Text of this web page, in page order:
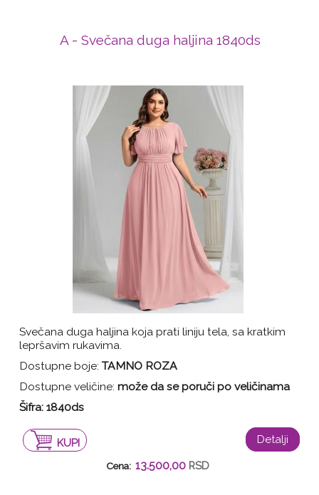
A - Svečana duga haljina 1840ds
Svečana duga haljina koja prati liniju tela, sa kratkim
lepršavim rukavima.
Dostupne boje:TAMNO ROZA
Dostupne veličine: može da se poruči po veličinama
Šifra:1840ds
KUPI Detalji
Cena: 13.500,00 RSD